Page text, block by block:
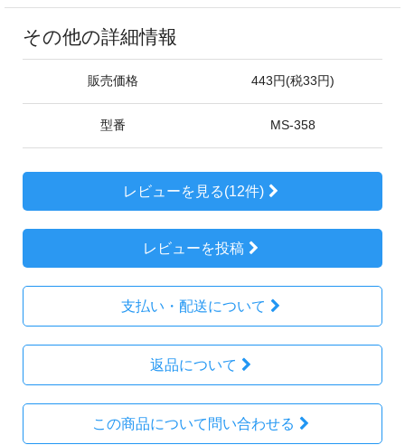
その他の詳細情報
販売価格 443円(税33円)
型番 MS-358
レビューを見る(12件)
レビューを投稿
支払い・配送について
返品について
この商品について問い合わせる